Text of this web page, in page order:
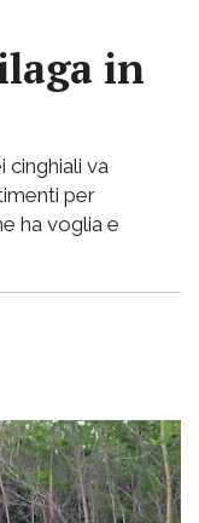
in
cinghiali va
per
ha voglia e